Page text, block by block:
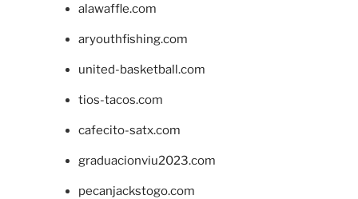
alawaffle.com
aryouthfishing.com
united-basketball.com
tios-tacos.com
cafecito-satx.com
graduacionviu2023.com
pecanjackstogo.com